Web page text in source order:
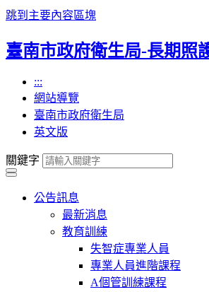
跳到主要內容區塊
臺南市政府衛生局-長期照
:::
網站導覽
臺南市政府衛生局
英文版
關鍵字
公告訊息
最新消息
教育訓練
失智症專業人員
專業人員進階課程
A個管訓練課程